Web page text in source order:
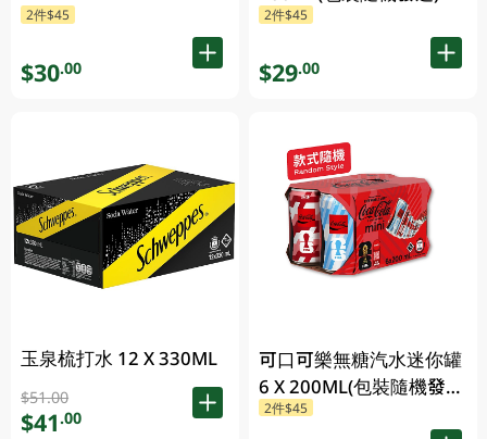
2件$45
$30.00
玉泉梳打水 12 X 330ML
$51.00
$41.00
2件$45
$29.00
可口可樂無糖汽水迷你罐
6 X 200ML(包裝隨機發
送)
2件$45